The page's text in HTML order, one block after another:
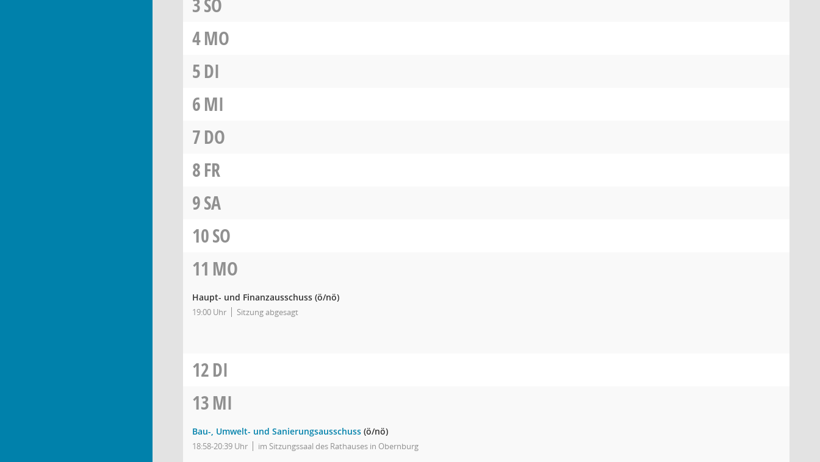
3SO
4MO
5DI
6MI
7DO
8FR
9SA
10SO
11 MO
Haupt- und Finanzausschuss (ö/nö)
19:00 Uhr Sitzung abgesagt
12DI
13MI
Bau-, Umwelt- und Sanierungsausschuss (ö/nö)
18:58-20:39 Uhr im Sitzungssaal des Rathauses in Obernburg